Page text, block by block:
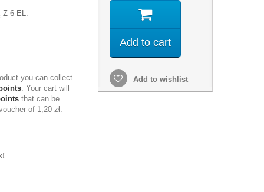
Z 6 EL.
you can collect
. Your cart will
that can be
of 1,20 zł.
Add to cart
Add to wishlist